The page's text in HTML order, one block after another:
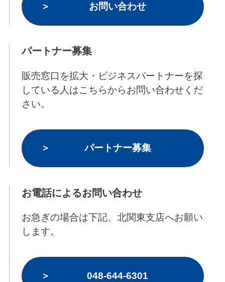
お問い合わせ
パートナー募集
販売窓口を拡大・ビジネスパートナーを探
している人はこちらからお問い合わせくだ
さい。
パートナー募集
お電話によるお問い合わせ
お急ぎの場合は下記、北関東支店へお願い
します。
048-644-6301